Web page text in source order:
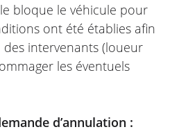
bloque le véhicule pour
ont été établies afin
intervenants (loueur
les éventuels
d’annulation :